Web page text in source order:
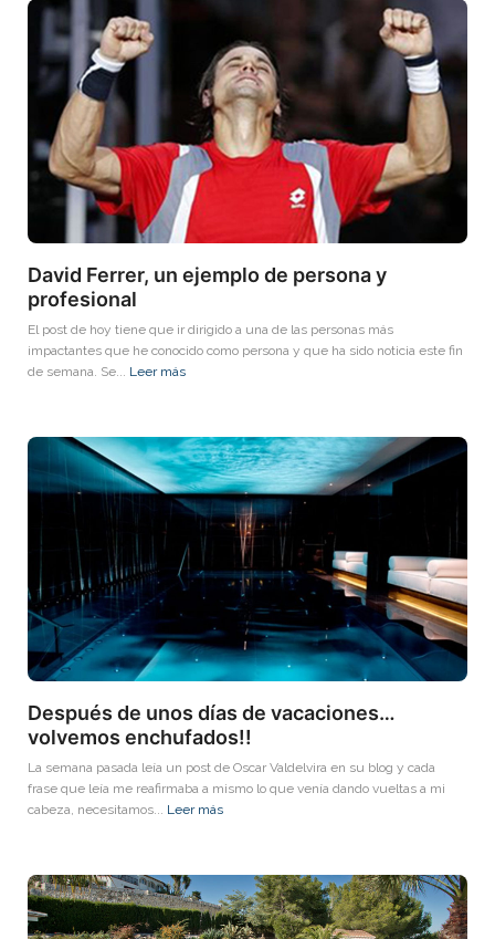
David Ferrer, un ejemplo de persona y
profesional
El post de hoy tiene que ir dirigido a una de las personas más
impactantes que he conocido como persona y que ha sido noticia este fin
de semana. Se... Leer más
Después de unos días de vacaciones…
volvemos enchufados!!
La semana pasada leía un post de Oscar Valdelvira en su blog y cada
frase que leía me reafirmaba a mismo lo que venía dando vueltas a mi
cabeza, necesitamos... Leer más